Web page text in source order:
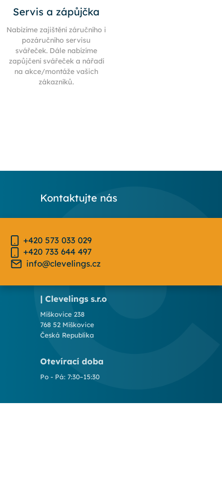
Servis a zápůjčka
Nabízíme zajištění záručního i
pozáručního servisu
svářeček. Dále nabízíme
zapůjčení svářeček a nářadí
na akce/montáže vašich
zákazníků.
Kontaktujte nás
+420 573 033 029
+420 733 644 497
info@clevelings.cz
| Clevelings s.r.o
Míškovice 238
768 52 Míškovice
Česká Republika
Otevírací doba
Po - Pá: 7:30–15:30